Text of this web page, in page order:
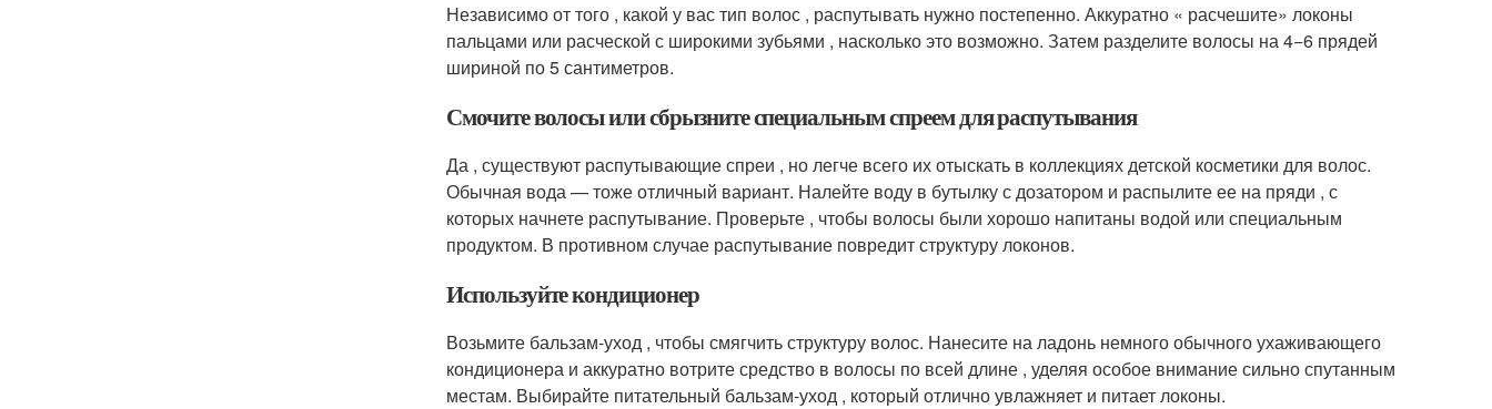
Независимо от того , какой у вас тип волос , распутывать нужно постепенно. Аккуратно « расчешите» локоны
пальцами или расческой с широкими зубьями , насколько это возможно. Затем разделите волосы на 4−6 прядей
шириной по 5 сантиметров.
Смочите волосы или сбрызните специальным спреем для распутывания
Да , существуют распутывающие спреи , но легче всего их отыскать в коллекциях детской косметики для волос.
Обычная вода — тоже отличный вариант. Налейте воду в бутылку с дозатором и распылите ее на пряди , с
которых начнете распутывание. Проверьте , чтобы волосы были хорошо напитаны водой или специальным
продуктом. В противном случае распутывание повредит структуру локонов.
Используйте кондиционер
Возьмите бальзам-уход , чтобы смягчить структуру волос. Нанесите на ладонь немного обычного ухаживающего
кондиционера и аккуратно вотрите средство в волосы по всей длине , уделяя особое внимание сильно спутанным
местам. Выбирайте питательный бальзам-уход , который отлично увлажняет и питает локоны.